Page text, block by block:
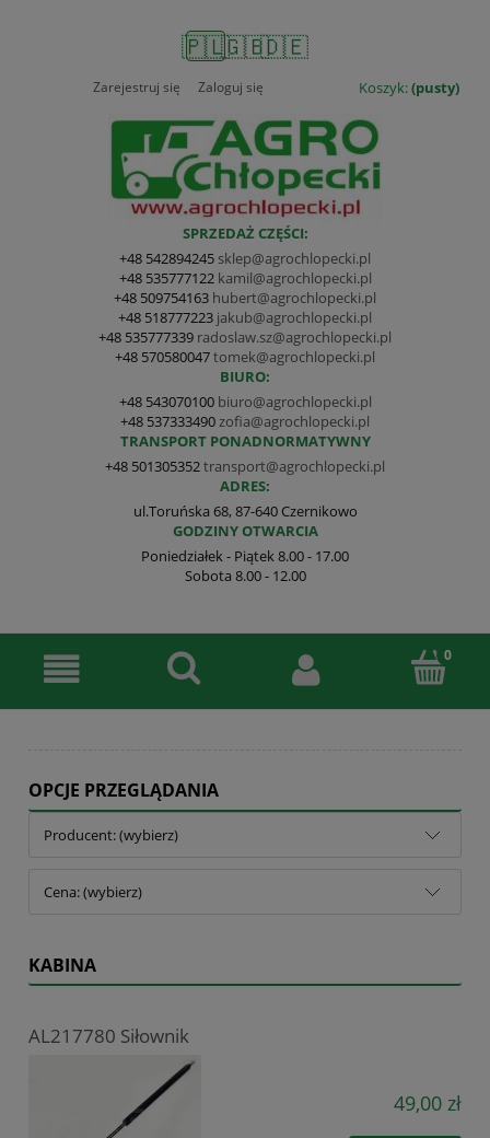
🇵🇱🇬🇧🇩🇪
Koszyk:(pusty)
Zarejestruj się Zaloguj się
SPRZEDAŻ CZĘŚCI:
+48 542894245 sklep@agrochlopecki.pl
+48 535777122 kamil@agrochlopecki.pl
+48 509754163 hubert@agrochlopecki.pl
+48 518777223 jakub@agrochlopecki.pl
+48 535777339 radoslaw.sz@agrochlopecki.pl
+48 570580047tomek@agrochlopecki.pl
BIURO:
+48 543070100 biuro@agrochlopecki.pl
+48 537333490 zofia@agrochlopecki.pl
TRANSPORT PONADNORMATYWNY
+48 501305352transport@agrochlopecki.pl
ADRES:
ul.Toruńska 68, 87-640 Czernikowo
GODZINY OTWARCIA
Poniedziałek - Piątek 8.00 - 17.00
Sobota 8.00 - 12.00
OPCJE PRZEGLĄDANIA
Producent: (wybierz)
Cena: (wybierz)
KABINA
AL217780 Siłownik
49,00 zł